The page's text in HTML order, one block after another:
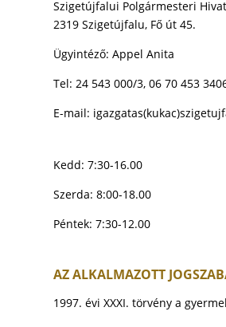
Szigetújfalui Polgármesteri
2319 Szigetújfalu, Fő út 45.
Ügyintéző: Appel Anita
Tel: 24 543 000/3, 06 70 453
E-mail:
Kedd: 7:30-16.00
Szerda: 8:00-18.00
Péntek: 7:30-12.00
AZ ALKALMAZOTT
1997. évi XXXI. törvény a